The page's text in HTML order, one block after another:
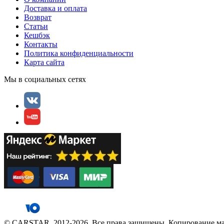
Доставка и оплата
Возврат
Статьи
Кешбэк
Контакты
Политика конфиденциальности
Карта сайта
Мы в социальных сетях